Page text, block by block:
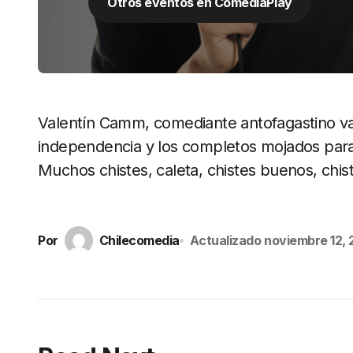
Valentín Camm, comediante antofagastino
independencia y los completos mojados
Muchos chistes, caleta, chistes buenos,
Por Chilecomedia Actualizado noviembre 12,